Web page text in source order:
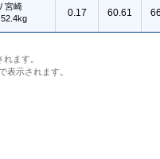
宮崎
0.17
60.61
ます。
表示されます。